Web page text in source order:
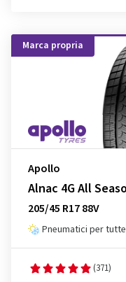
Marca propria
Apollo
Alnac 4G All
205/45 R17 88V
Pneumatici per
(371)